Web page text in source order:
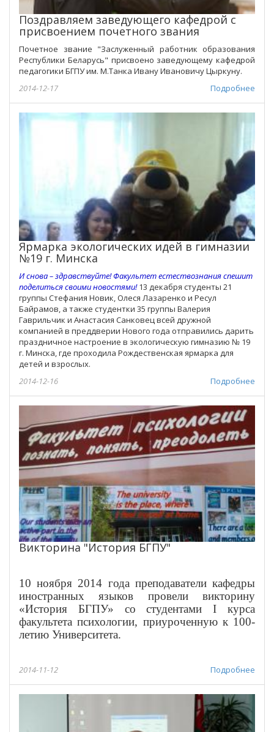
Поздравляем заведующего кафедрой с
присвоением почетного звания
Почетное звание "Заслуженный работник образования
Республики Беларусь" присвоено заведующему кафедрой
педагогики БГПУ им. М.Танка Ивану Ивановичу Цыркуну.
Подробнее
2014-12-17
Ярмарка экологических идей в гимназии
№19 г. Минска
И снова – здравствуйте! Факультет естествознания спешит
поделиться своими новостями! 13 декабря студенты 21
группы Стефания Новик, Олеся Лазаренко и Ресул
Байрамов, а также студентки 35 группы Валерия
Гаврильчик и Анастасия Санковец всей дружной
компанией в преддверии Нового года отправились дарить
праздничное настроение в экологическую гимназию № 19
г. Минска, где проходила Рождественская ярмарка для
детей и взрослых.
Подробнее
2014-12-16
Викторина "История БГПУ"
10 ноября 2014 года преподаватели кафедры
иностранных языков провели викторину
«История БГПУ» со студентамиI
курса
факультета психологии, приуроченную к 100-
летию Университета.
Подробнее
2014-11-12